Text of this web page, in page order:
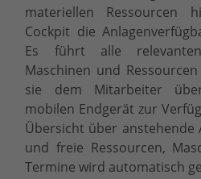
materiellen Ressourcen
Cockpit die
Es führt alle
Maschinen und
sie dem Mitarbeiter
mobilen Endgerät zur
Übersicht über anstehende
und freie Ressourcen,
Termine wird automatisch